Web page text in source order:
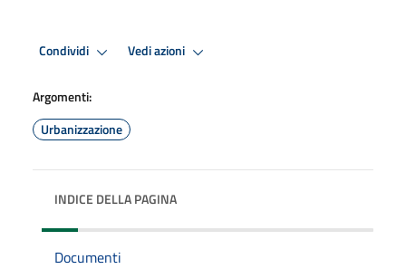
Condividi Vedi azioni
Argomenti:
Urbanizzazione
INDICE DELLA PAGINA
Documenti